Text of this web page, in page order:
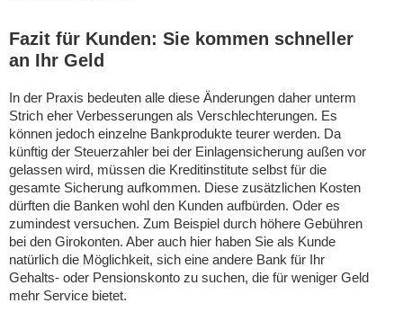
Fazit für Kunden: Sie kommen schneller
an Ihr Geld
In der Praxis bedeuten alle diese Änderungen daher unterm
Strich eher Verbesserungen als Verschlechterungen. Es
können jedoch einzelne Bankprodukte teurer werden. Da
künftig der Steuerzahler bei der Einlagensicherung außen vor
gelassen wird, müssen die Kreditinstitute selbst für die
gesamte Sicherung aufkommen. Diese zusätzlichen Kosten
dürften die Banken wohl den Kunden aufbürden. Oder es
zumindest versuchen. Zum Beispiel durch höhere Gebühren
bei den Girokonten. Aber auch hier haben Sie als Kunde
natürlich die Möglichkeit, sich eine andere Bank für Ihr
Gehalts- oder Pensionskonto zu suchen, die für weniger Geld
mehr Service bietet.